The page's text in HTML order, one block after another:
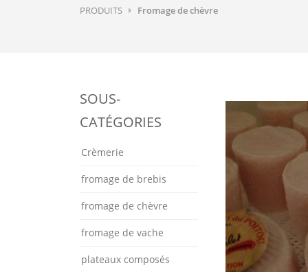
PRODUITS Fromage de chèvre
SOUS-
CATÉGORIES
Crèmerie
fromage de brebis
fromage de chèvre
fromage de vache
plateaux composés